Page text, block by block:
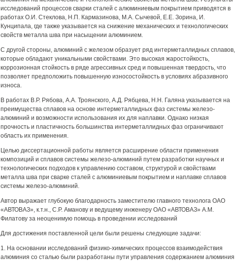
исследований процессов сварки сталей с алюминиевым покрытием приводятся в
работах О.И. Стеклова, Н.П. Кармазинова, М.А. Сычевой, Е.Е. Зорина, И.
Кунципала, где также указывается на снижение механических и технологических
свойств металла шва при насыщении алюминием.
С другой стороны, алюминий с железом образует ряд интерметаллидных сплавов,
которые обладают уникальными свойствами. Это высокая жаростойкость,
коррозионная стойкость в ряде агрессивных сред и повышенная твердость, что
позволяет предположить повышенную износостойкость в условиях абразивного
износа.
В работах В.Р. Рябова, A.A. Троянского, А.Д. Рябцева, H.H. Галяна указывается на
преимущества сплавов на основе интерметаллидных фаз системы железо-
алюминий и возможности использования их для наплавки. Однако низкая
прочность и пластичность большинства интерметаллидных фаз ограничивают
область их применения.
Целью диссертационной работы является расширение области применения
композиций и сплавов системы железо-алюминий путем разработки научных и
технологических подходов к управлению составом, структурой и свойствами
металла шва при сварке сталей с алюминиевым покрытием и наплавке сплавов
системы железо-алюминий.
Автор выражает глубокую благодарность заместителю главного технолога ОАО
«АВТОВАЗ», к.т.н., С.Р. Аманову и ведущему инженеру ОАО «АВТОВАЗ» A.M.
Филатову за неоценимую помощь в проведении исследований
Для достижения поставленной цели были решены следующие задачи:
1. На основании исследований физико-химических процессов взаимодействия
алюминия со сталью были разработаны пути управления содержанием алюминия